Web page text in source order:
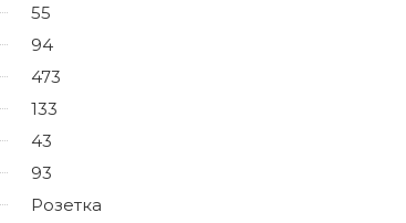
55
94
473
133
43
93
Розетка